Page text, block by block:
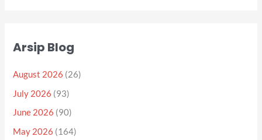
Arsip Blog
August 2026 (26)
July 2026 (93)
June 2026 (90)
May 2026 (164)